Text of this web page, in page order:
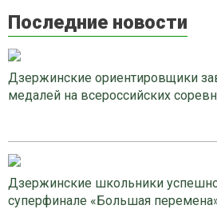
Последние новости
Дзержинские ориентировщики
медалей на всероссийских
Дзержинские школьники
суперфинале «Большая